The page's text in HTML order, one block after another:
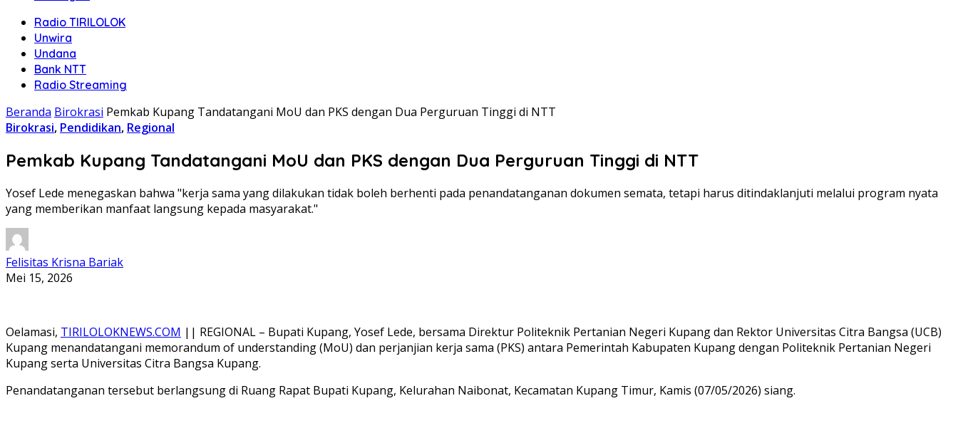
Radio TIRILOLOK
Unwira
Undana
Bank NTT
Radio Streaming
Beranda Birokrasi Pemkab Kupang Tandatangani MoU dan PKS dengan Dua Perguruan Tinggi di NTT
Birokrasi, Pendidikan, Regional
Pemkab Kupang Tandatangani MoU dan PKS dengan Dua Perguruan Tinggi di NTT
Yosef Lede menegaskan bahwa "kerja sama yang dilakukan tidak boleh berhenti pada penandatanganan dokumen semata, tetapi harus ditindaklanjuti melalui program nyata
yang memberikan manfaat langsung kepada masyarakat."
Felisitas Krisna Bariak
Mei 15, 2026
Oelamasi, TIRILOLOKNEWS.COM || REGIONAL – Bupati Kupang, Yosef Lede, bersama Direktur Politeknik Pertanian Negeri Kupang dan Rektor Universitas Citra Bangsa (UCB)
Kupang menandatangani memorandum of understanding (MoU) dan perjanjian kerja sama (PKS) antara Pemerintah Kabupaten Kupang dengan Politeknik Pertanian Negeri
Kupang serta Universitas Citra Bangsa Kupang.
Penandatanganan tersebut berlangsung di Ruang Rapat Bupati Kupang, Kelurahan Naibonat, Kecamatan Kupang Timur, Kamis (07/05/2026) siang.